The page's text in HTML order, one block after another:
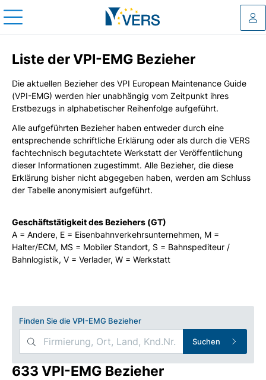
Liste der VPI-EMG Bezieher
Die aktuellen Bezieher des VPI European Maintenance Guide
(VPI-EMG) werden hier unabhängig vom Zeitpunkt ihres
Erstbezugs in alphabetischer Reihenfolge aufgeführt.
Alle aufgeführten Bezieher haben entweder durch eine
entsprechende schriftliche Erklärung oder als durch die VERS
fachtechnisch begutachtete Werkstatt der Veröffentlichung
dieser Informationen zugestimmt. Alle Bezieher, die diese
Erklärung bisher nicht abgegeben haben, werden am Schluss
der Tabelle anonymisiert aufgeführt.
Geschäftstätigkeit des Beziehers (GT)
A = Andere, E = Eisenbahnverkehrsunternehmen, M =
Halter/ECM, MS = Mobiler Standort, S = Bahnspediteur /
Bahnlogistik, V = Verlader, W = Werkstatt
Finden Sie die VPI-EMG Bezieher
Suchen
633 VPI-EMG Bezieher